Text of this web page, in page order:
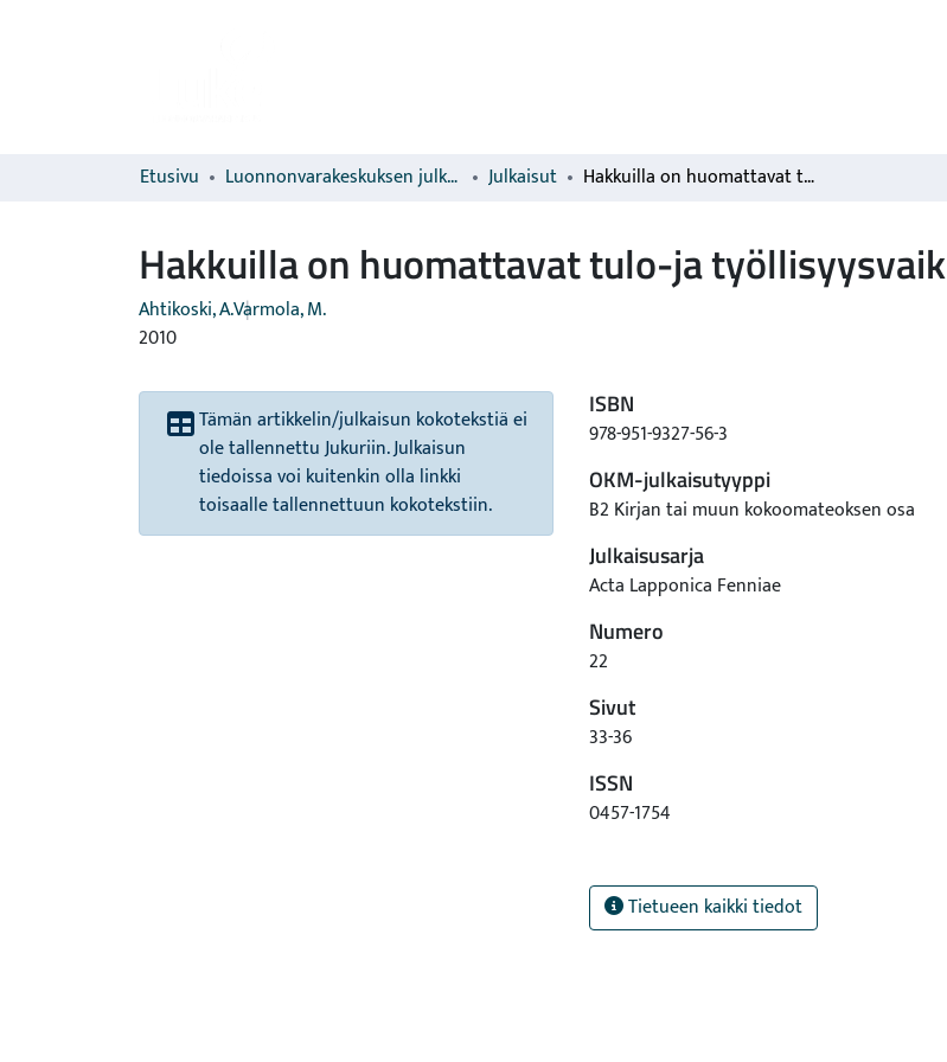
Etusivu Luonnonvarakeskuksen julkaisut Julkaisut Hakkuilla on huomattavat tulo-ja työllisyysvaikutukset Ylä-Lapissa
Hakkuilla on huomattavat tulo-ja
Ahtikoski, A.Varmola, M.
2010
Tämän artikkelin/julkaisun kokotekstiä ei
ole tallennettu Jukuriin. Julkaisun
tiedoissa voi kuitenkin olla linkki
toisaalle tallennettuun kokotekstiin.
ISBN
978-951-9327-56-3
OKM-julkaisutyyppi
B2 Kirjan tai muun kokoomateoksen osa
Julkaisusarja
Acta Lapponica Fenniae
Numero
22
Sivut
33-36
ISSN
0457-1754
Tietueen kaikki tiedot